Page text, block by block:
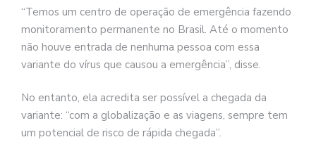
“Temos um centro de operação de emergência fazendo
monitoramento permanente no Brasil. Até o momento
não houve entrada de nenhuma pessoa com essa
variante do vírus que causou a emergência”, disse.
No entanto, ela acredita ser possível a chegada da
variante: “com a globalização e as viagens, sempre tem
um potencial de risco de rápida chegada”.